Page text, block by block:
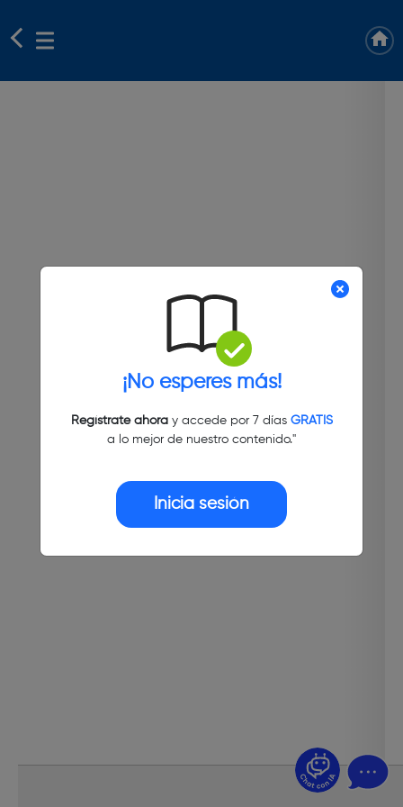
¡No esperes más!
Regístrate ahoray accede por 7 días GRATIS
a lo mejor de nuestro contenido."
Inicia sesión